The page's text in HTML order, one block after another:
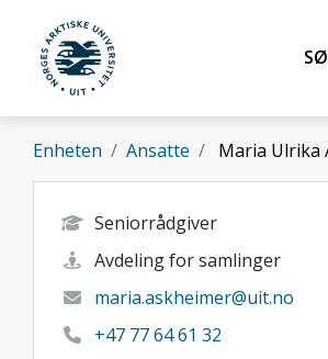
Gå til hovedinnhold
UiT Norges arktiske
Enheten Ansatte Maria Ulrika
Seniorrådgiver
Avdeling for samlinger
maria.askheimer@uit.no
+47 77 64 61 32